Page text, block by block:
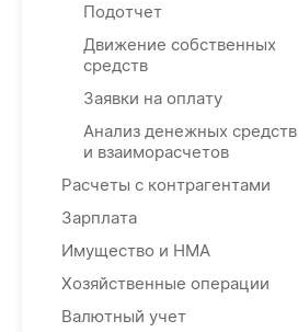
Подотчет
Движение собственных
средств
Заявки на оплату
Анализ денежных средств
и взаиморасчетов
Расчеты с контрагентами
Зарплата
Имущество и НМА
Хозяйственные операции
Валютный учет